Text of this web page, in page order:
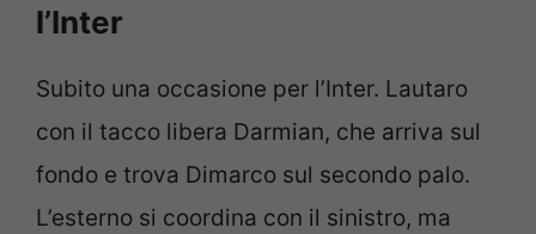
l’Inter
Subito una occasione per l’Inter. Lautaro
con il tacco libera Darmian, che arriva sul
fondo e trova Dimarco sul secondo palo.
L’esterno si coordina con il sinistro, ma